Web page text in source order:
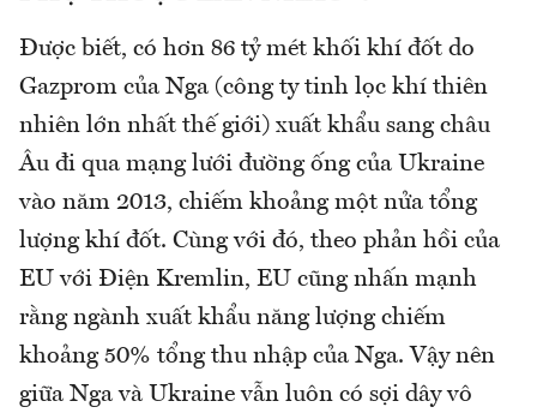
Được biết, có hơn 86 tỷ mét khối khí đốt do
Gazprom của Nga (công ty tinh lọc khí thiên
nhiên lớn nhất thế giới) xuất khẩu sang châu
Âu đi qua mạng lưới đường ống của Ukraine
vào năm 2013, chiếm khoảng một nửa tổng
lượng khí đốt. Cùng với đó, theo phản hồi của
EU với Điện Kremlin, EU cũng nhấn mạnh
rằng ngành xuất khẩu năng lượng chiếm
khoảng 50% tổng thu nhập của Nga. Vậy nên
giữa Nga và Ukraine vẫn luôn có sợi dây vô